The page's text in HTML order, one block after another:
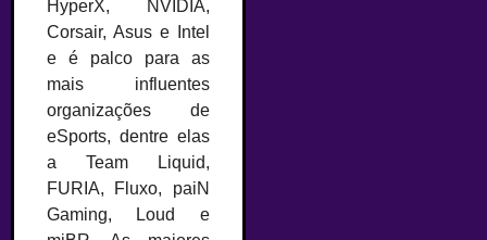
HyperX, NVIDIA,
Corsair, Asus e Intel
e é palco para as
mais influentes
organizações de
eSports, dentre elas
a Team Liquid,
FURIA, Fluxo, paiN
Gaming, Loud e